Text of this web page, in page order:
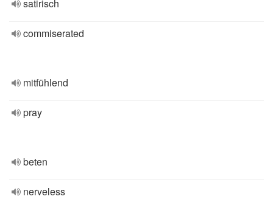
satirisch
commiserated
mitfühlend
pray
beten
nerveless